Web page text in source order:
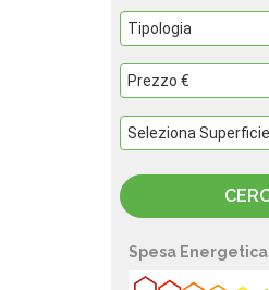
Spesa Energetica